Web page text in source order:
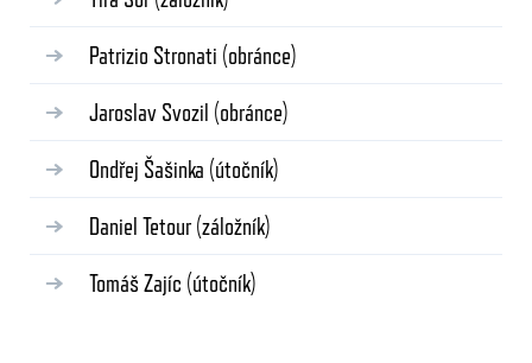
Patrizio Stronati (obránce)
Jaroslav Svozil (obránce)
Ondřej Šašinka (útočník)
Daniel Tetour (záložník)
Tomáš Zajíc (útočník)